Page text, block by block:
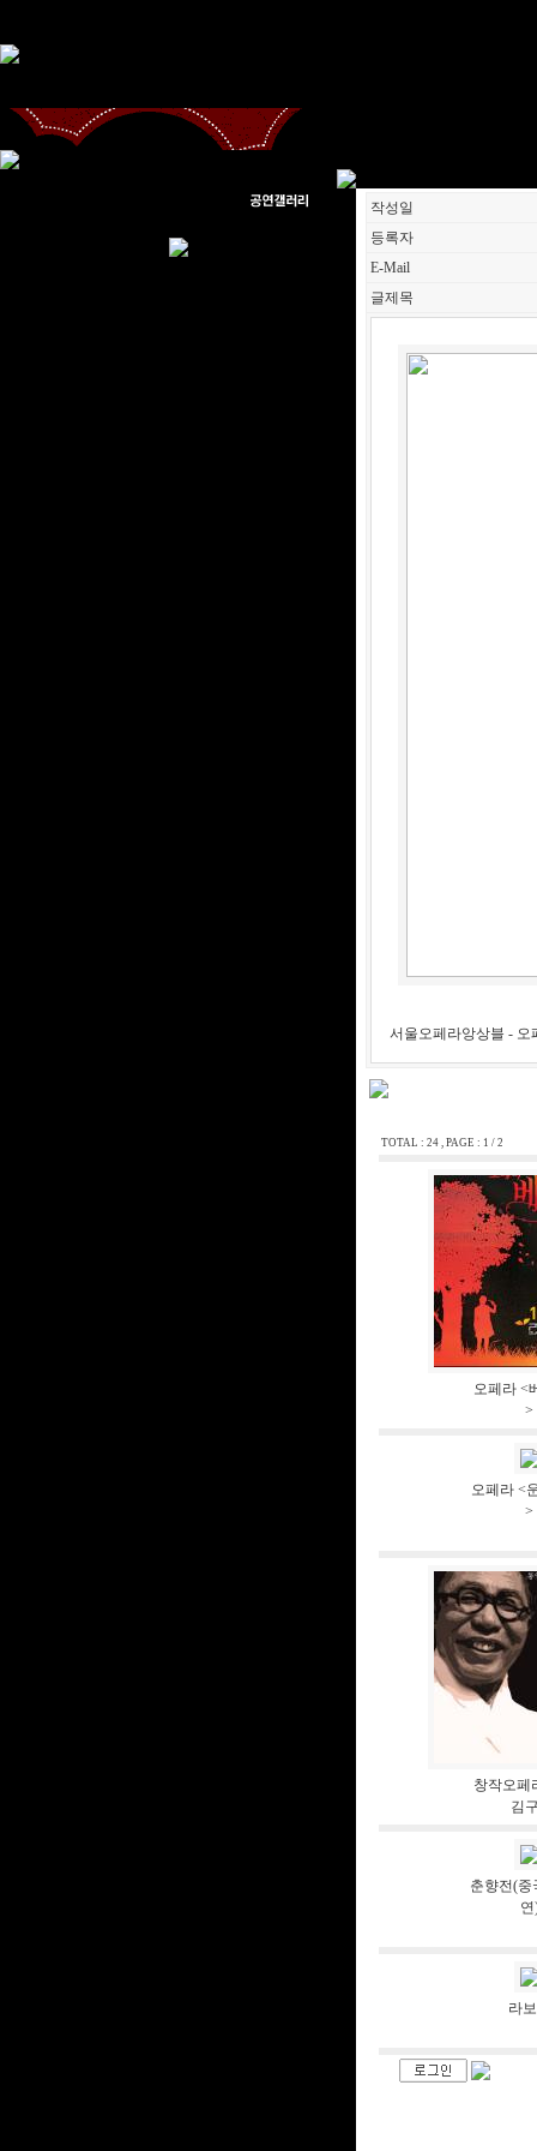
작성일
등록자
E-Mail
글제목
서울오페라앙상블 - 오
TOTAL : 24 , PAGE : 1 / 2
오페라 <
>
오페라 <
>
창작오페
김
춘향전(중
라